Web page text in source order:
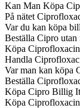
Kan Man Köpa
På nätet
Var du kan köpa
Beställa Cipro utan
Köpa
Handla
Var man kan köpa
Beställa
Köpa Cipro Billig
Köpa